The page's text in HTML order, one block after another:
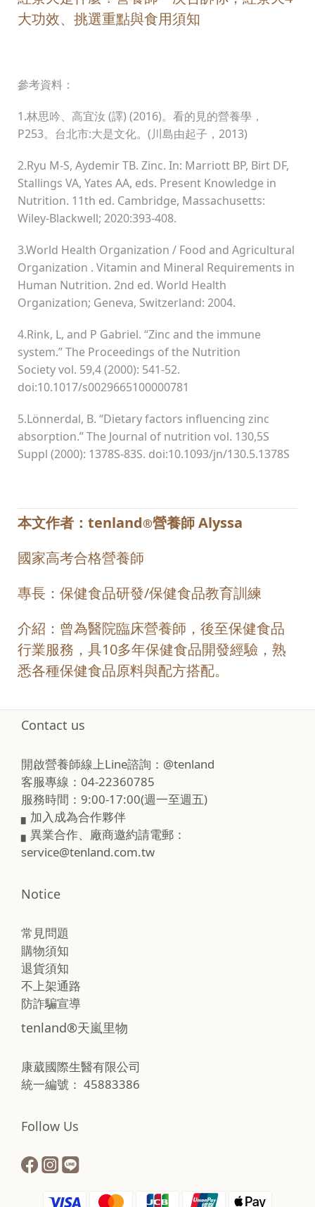
大功效、挑選重點與食用須知
參考資料：
1.林思吟、高宜汝 (譯) (2016)。看的見的營養學，
P253。台北市:大是文化。(川島由起子，2013)
2.Ryu M-S, Aydemir TB. Zinc. In: Marriott BP, Birt DF,
Stallings VA, Yates AA, eds. Present Knowledge in
Nutrition. 11th ed. Cambridge, Massachusetts:
Wiley-Blackwell; 2020:393-408.
3.World Health Organization / Food and Agricultural
Organization . Vitamin and Mineral Requirements in
Human Nutrition. 2nd ed. World Health
Organization; Geneva, Switzerland: 2004.
4.Rink, L, and P Gabriel. “Zinc and the immune
system.” The Proceedings of the Nutrition
Society vol. 59,4 (2000): 541-52.
doi:10.1017/s0029665100000781
5.Lönnerdal, B. “Dietary factors influencing zinc
absorption.” The Journal of nutrition vol. 130,5S
Suppl (2000): 1378S-83S. doi:10.1093/jn/130.5.1378S
本文作者：tenland®營養師 Alyssa
國家高考合格營養師
專長：保健食品研發/保健食品教育訓練
介紹：曾為醫院臨床營養師，後至保健食品
行業服務，具10多年保健食品開發經驗，熟
悉各種保健食品原料與配方搭配。
Contact us
開啟營養師線上Line諮詢：@tenland
客服專線：04-22360785
服務時間：9:00-17:00(週一至週五)
▖加入成為合作夥伴
▖異業合作、廠商邀約請電郵：
service@tenland.com.tw
Notice
常見問題
購物須知
退貨須知
不上架通路
防詐騙宣導
tenland®天嵐里物
康葳國際生醫有限公司
統一編號： 45883386
Follow Us